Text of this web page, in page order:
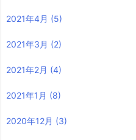
2021年4月 (5)
2021年3月 (2)
2021年2月 (4)
2021年1月 (8)
2020年12月 (3)